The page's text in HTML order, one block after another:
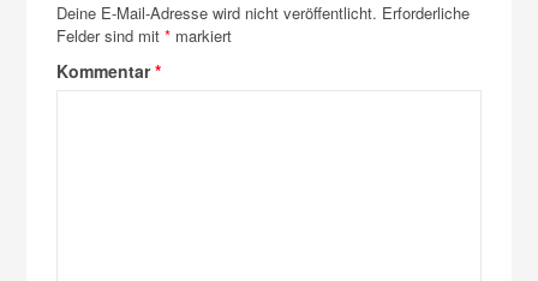
Deine E-Mail-Adresse wird nicht veröffentlicht. Erforderliche
Felder sind mit* markiert
Kommentar*